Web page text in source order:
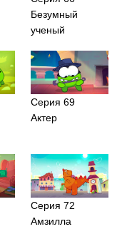
Безумный
ученый
Серия 69
Актер
Серия 72
Амзилла